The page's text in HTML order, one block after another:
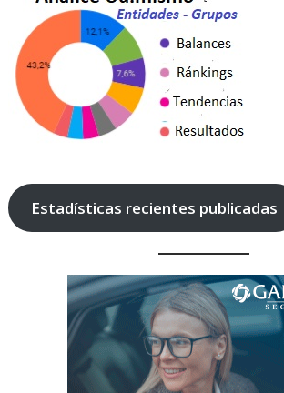
Estadísticas recientes publicadas